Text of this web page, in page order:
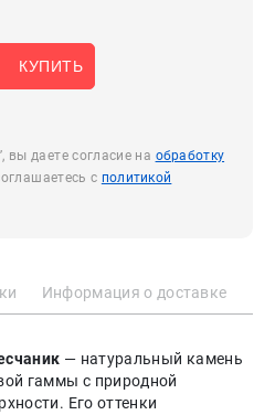
КУПИТЬ
вы даете согласие на обработку
с политикой
Информация о доставке
— натуральный камень
гаммы с природной
Его оттенки